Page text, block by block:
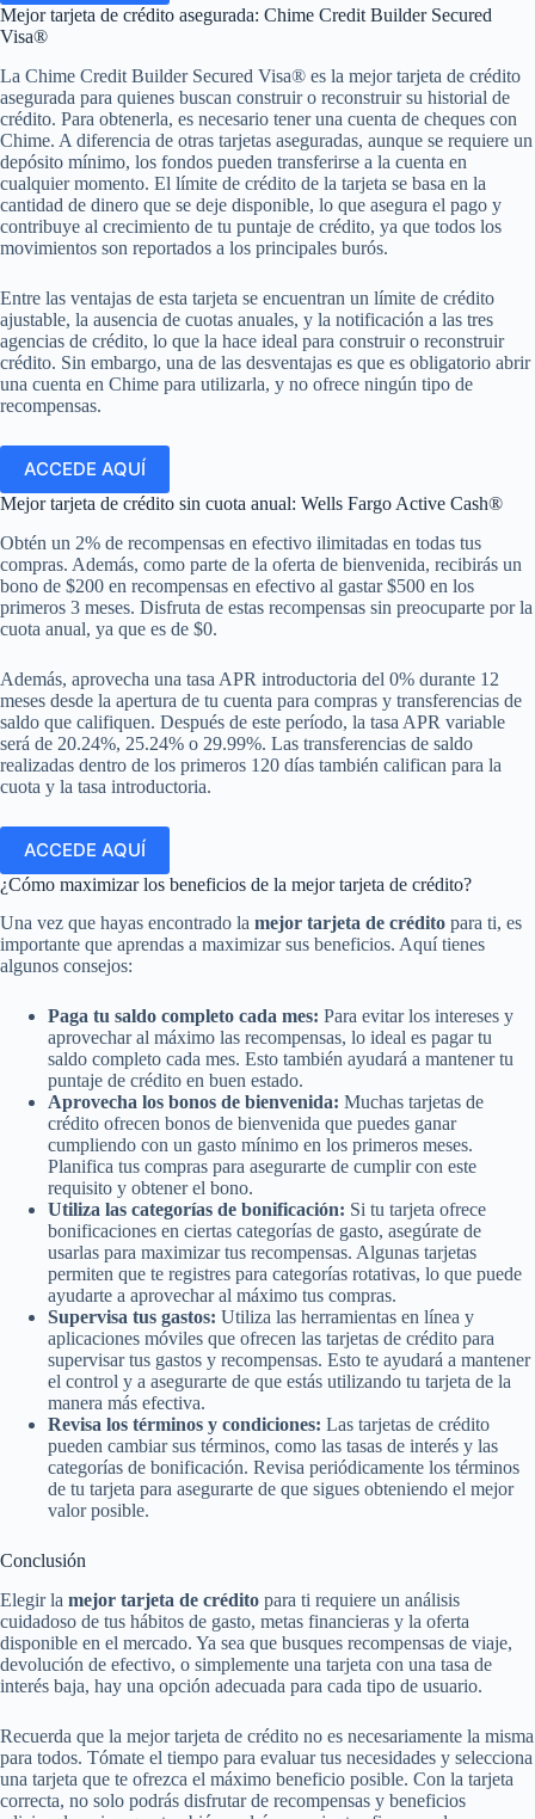
Mejor tarjeta de crédito asegurada: Chime Credit Builder Secured
Visa®
La Chime Credit Builder Secured Visa® es la mejor tarjeta de crédito
asegurada para quienes buscan construir o reconstruir su historial de
crédito. Para obtenerla, es necesario tener una cuenta de cheques con
Chime. A diferencia de otras tarjetas aseguradas, aunque se requiere un
depósito mínimo, los fondos pueden transferirse a la cuenta en
cualquier momento. El límite de crédito de la tarjeta se basa en la
cantidad de dinero que se deje disponible, lo que asegura el pago y
contribuye al crecimiento de tu puntaje de crédito, ya que todos los
movimientos son reportados a los principales burós.
Entre las ventajas de esta tarjeta se encuentran un límite de crédito
ajustable, la ausencia de cuotas anuales, y la notificación a las tres
agencias de crédito, lo que la hace ideal para construir o reconstruir
crédito. Sin embargo, una de las desventajas es que es obligatorio abrir
una cuenta en Chime para utilizarla, y no ofrece ningún tipo de
recompensas.
ACCEDE AQUÍ
Mejor tarjeta de crédito sin cuota anual: Wells Fargo Active Cash®
Obtén un 2% de recompensas en efectivo ilimitadas en todas tus
compras. Además, como parte de la oferta de bienvenida, recibirás un
bono de $200 en recompensas en efectivo al gastar $500 en los
primeros 3 meses. Disfruta de estas recompensas sin preocuparte por la
cuota anual, ya que es de $0.
Además, aprovecha una tasa APR introductoria del 0% durante 12
meses desde la apertura de tu cuenta para compras y transferencias de
saldo que califiquen. Después de este período, la tasa APR variable
será de 20.24%, 25.24% o 29.99%. Las transferencias de saldo
realizadas dentro de los primeros 120 días también califican para la
cuota y la tasa introductoria.
ACCEDE AQUÍ
¿Cómo maximizar los beneficios de la mejor tarjeta de crédito?
Una vez que hayas encontrado la mejor tarjeta de crédito para ti, es
importante que aprendas a maximizar sus beneficios. Aquí tienes
algunos consejos:
Paga tu saldo completo cada mes: Para evitar los intereses y
aprovechar al máximo las recompensas, lo ideal es pagar tu
saldo completo cada mes. Esto también ayudará a mantener tu
puntaje de crédito en buen estado.
Aprovecha los bonos de bienvenida: Muchas tarjetas de
crédito ofrecen bonos de bienvenida que puedes ganar
cumpliendo con un gasto mínimo en los primeros meses.
Planifica tus compras para asegurarte de cumplir con este
requisito y obtener el bono.
Utiliza las categorías de bonificación: Si tu tarjeta ofrece
bonificaciones en ciertas categorías de gasto, asegúrate de
usarlas para maximizar tus recompensas. Algunas tarjetas
permiten que te registres para categorías rotativas, lo que puede
ayudarte a aprovechar al máximo tus compras.
Supervisa tus gastos: Utiliza las herramientas en línea y
aplicaciones móviles que ofrecen las tarjetas de crédito para
supervisar tus gastos y recompensas. Esto te ayudará a mantener
el control y a asegurarte de que estás utilizando tu tarjeta de la
manera más efectiva.
Revisa los términos y condiciones: Las tarjetas de crédito
pueden cambiar sus términos, como las tasas de interés y las
categorías de bonificación. Revisa periódicamente los términos
de tu tarjeta para asegurarte de que sigues obteniendo el mejor
valor posible.
Conclusión
Elegir la mejor tarjeta de crédito para ti requiere un análisis
cuidadoso de tus hábitos de gasto, metas financieras y la oferta
disponible en el mercado. Ya sea que busques recompensas de viaje,
devolución de efectivo, o simplemente una tarjeta con una tasa de
interés baja, hay una opción adecuada para cada tipo de usuario.
Recuerda que la mejor tarjeta de crédito no es necesariamente la misma
para todos. Tómate el tiempo para evaluar tus necesidades y selecciona
una tarjeta que te ofrezca el máximo beneficio posible. Con la tarjeta
correcta, no solo podrás disfrutar de recompensas y beneficios